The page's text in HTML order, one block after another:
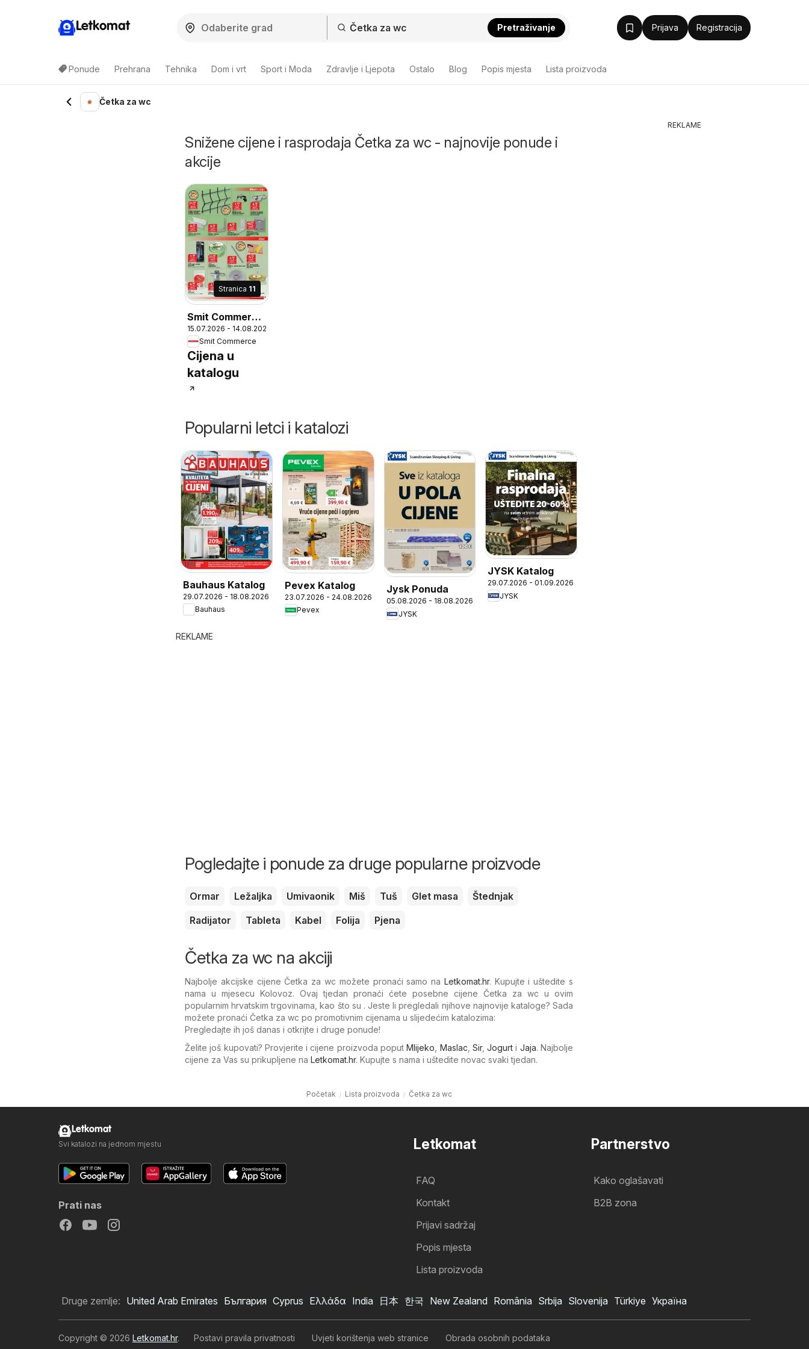
Letkomat Pretraživanje Prijava Registracija
Ponude Prehrana Tehnika Dom i vrt Sport i Moda Zdravlje i Ljepota Ostalo Blog Popis mjesta Lista proizvoda
Četka za wc
Snižene cijene i rasprodaja Četka za wc - najnovije ponude i
akcije
Stranica 11
Smit Commerce
Katalog
15.07.2026 - 14.08.2026
Smit Commerce
Cijena u
katalogu
Popularni letci i katalozi
Bauhaus Katalog
29.07.2026 - 18.08.2026
Bauhaus
Pevex Katalog
23.07.2026 - 24.08.2026
Pevex
Jysk Ponuda
05.08.2026 - 18.08.2026
JYSK
JYSK Katalog
29.07.2026 - 01.09.2026
JYSK
REKLAME
Pogledajte i ponude za druge popularne proizvode
Ormar Ležaljka Umivaonik Miš Tuš Glet masa
Štednjak
Radijator
Tableta Kabel Folija Pjena
Četka za wc na akciji
Najbolje akcijske cijene Četka za wc možete pronaći samo na Letkomat.hr. Kupujte i uštedite s
nama u mjesecu Kolovoz. Ovaj tjedan pronaći ćete posebne cijene Četka za wc u ovim
popularnim hrvatskim trgovinama, kao što su . Jeste li pregledali njihove najnovije kataloge? Sada
možete pronaći Četka za wc po promotivnim cijenama u slijedećim katalozima:
Pregledajte ih još danas i otkrijte i druge ponude!
Želite još kupovati? Provjerite i cijene proizvoda poputMlijeko Maslac Sir,Jogurt i Jaja. Najbolje
cijene za Vas su prikupljene na Letkomat.hr. Kupujte s nama i uštedite novac svaki tjedan.
Početak Lista proizvoda Četka za wc
REKLAME
Letkomat
FAQ
Kontakt
Prijavi sadržaj
Popis mjesta
Lista proizvoda
Partnerstvo
Kako oglašavati
B2B zona
Letkomat
Svi katalozi na jednom mjestu
Prati nas
Druge zemlje: United Arab Emirates България Cyprus Ελλάδα India 日本 한국 New Zealand România Srbija Slovenija Türkiye Україна
Copyright © 2026 Letkomat.hr. Postavi pravila privatnosti Uvjeti korištenja web stranice Obrada osobnih podataka